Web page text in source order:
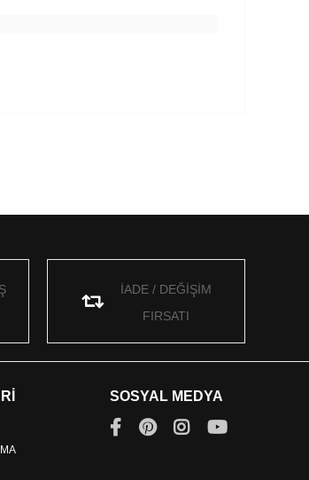
İADE / DEĞİŞİM
FIRSATI
SOSYAL MEDYA